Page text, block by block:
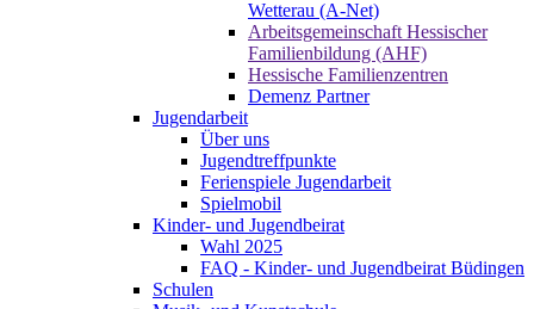
Wetterau (A-Net)
Arbeitsgemeinschaft Hessischer
Familienbildung (AHF)
Hessische Familienzentren
Demenz Partner
Jugendarbeit
Über uns
Jugendtreffpunkte
Ferienspiele Jugendarbeit
Spielmobil
Kinder- und Jugendbeirat
Wahl 2025
FAQ - Kinder- und Jugendbeirat Büdingen
Schulen